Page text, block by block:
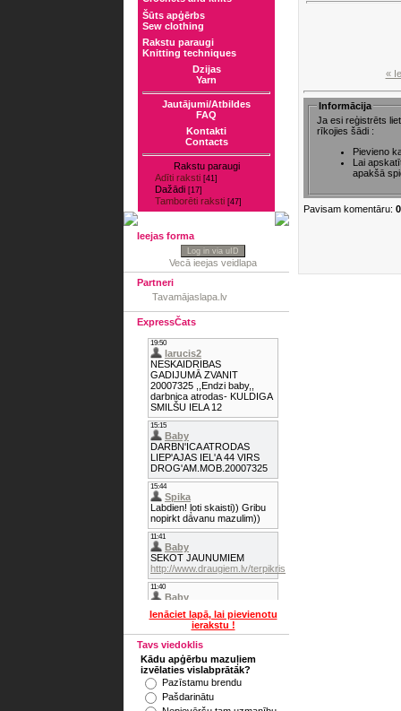
Šūts apģērbs
Sew clothing
Rakstu paraugi
Knitting techniques
Dzijas
Yarn
Jautājumi/Atbildes
FAQ
Kontakti
Contacts
Rakstu paraugi
Adīti raksti [41]
Dažādi [17]
Tamborēti raksti [47]
Ieejas forma
Log in via uID
Vecā ieejas veidlapa
Partneri
Tavamājaslapa.lv
ExpressČats
Ienāciet lapā, lai pievienotu
ierakstu !
Tavs viedoklis
Kādu apģērbu mazuļiem
izvēlaties vislabprātāk?
Pazīstamu brendu
Pašdarinātu
«
Informācija
Ja esi reģistrēts
rīkojies šādi :
Pievieno
Lai
apakšā
Pavisam komentāru: 0